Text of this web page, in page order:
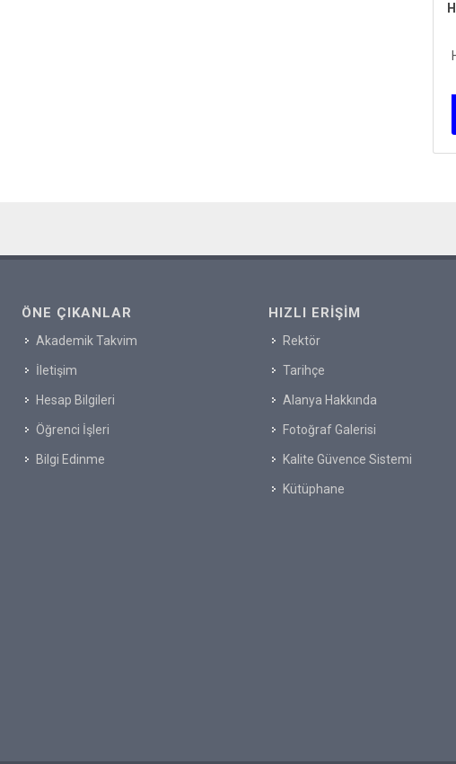
ÖNE ÇIKANLAR
Akademik Takvim
İletişim
Hesap Bilgileri
Öğrenci İşleri
Bilgi Edinme
HIZLI ERIŞIM
Rektör
Tarihçe
Alanya Hakkında
Fotoğraf Galerisi
Kalite Güvence Sistemi
Kütüphane